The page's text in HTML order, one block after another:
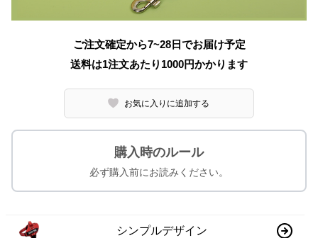
ご注文確定から7~28日でお届け予定
送料は1注文あたり 1000円かかります
お気に入りに追加する
購入時のルール
必ず購入前にお読みください。
シンプルデザイン